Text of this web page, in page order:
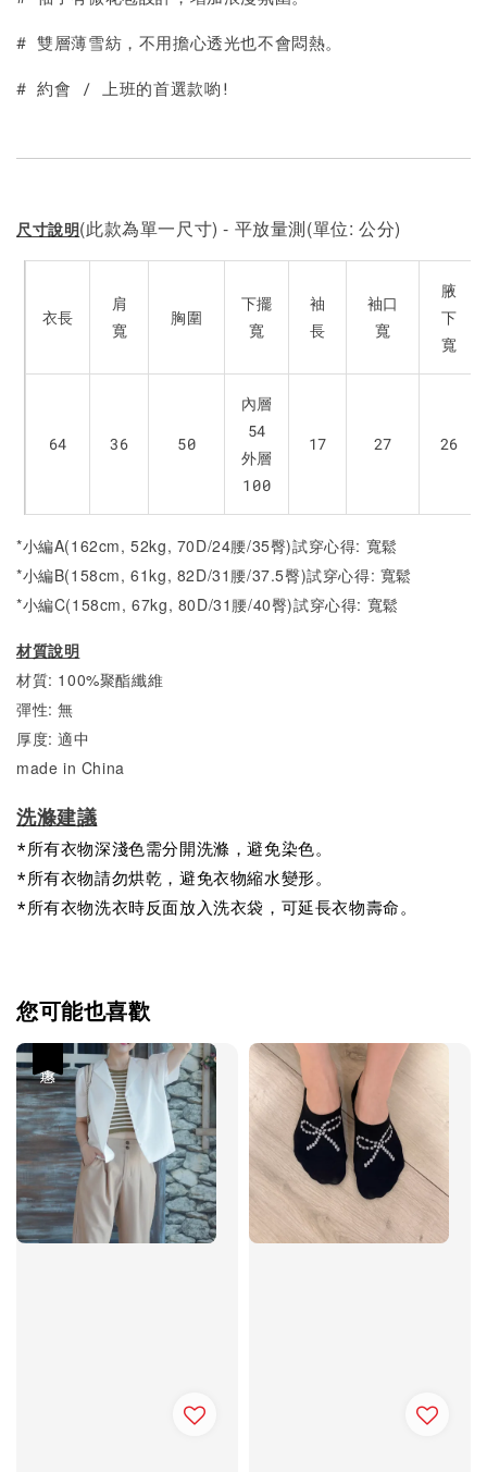
# 雙層薄雪紡，不用擔心透光也不會悶熱。
# 約會 / 上班的首選款喲!
尺寸說明(此款為單一尺寸) - 平放量測(單位: 公分)
衣長
肩
寬
胸圍
下擺
寬
袖
長
袖口
寬
腋
下
寬
64 36 50
內層
54
外層
100
17 27 26
*小編A(162cm, 52kg, 70D/24腰/35臀)試穿心得: 寬鬆
*小編B(158cm, 61kg, 82D/31腰/37.5臀)試穿心得: 寬鬆
*小編C(158cm, 67kg, 80D/31腰/40臀)試穿心得: 寬鬆
材質說明
材質: 100%聚酯纖維
彈性: 無
厚度: 適中
made in China
洗滌建議
*所有衣物深淺色需分開洗滌，避免染色。
*所有衣物請勿烘乾，避免衣物縮水變形。
*所有衣物洗衣時反面放入洗衣袋，可延長衣物壽命。
您可能也喜歡